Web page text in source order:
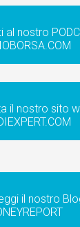
al nostro
il nostro sito
il nostro